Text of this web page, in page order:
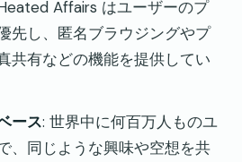
Affairs はユーザーのプ
先し、匿名ブラウジングやプ
共有などの機能を提供してい
ース: 世界中に何百万人ものユ
、同じような興味や空想を共